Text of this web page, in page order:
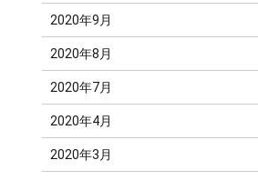
2020年9月
2020年8月
2020年7月
2020年4月
2020年3月